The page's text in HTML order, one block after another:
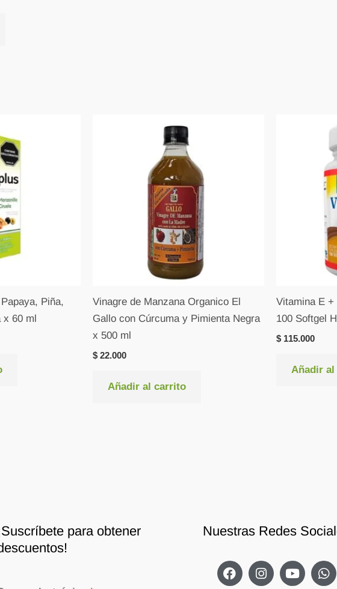
Piña,
60 ml
Vinagre de Manzana Organico El
Gallo con Cúrcuma y Pimienta Negra
x 500 ml
$ 22.000
Añadir al carrito
Vitamina E +
100 Softgel
$ 115.000
Añadir
para obtener
Nuestras Redes
F
a
I
n
Y
o
W
h